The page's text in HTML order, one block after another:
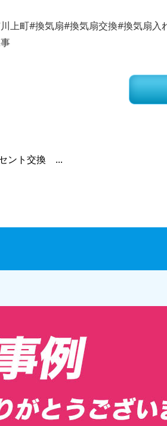
上町#換気扇#換気扇交換#換気扇
ント交換 ...